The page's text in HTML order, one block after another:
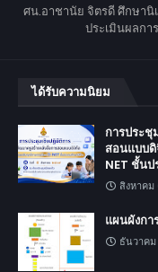
ศน.อาชานัย จิตรดี ศึกษา
ประเมินผลกา
ได้รับความนิยม
การประชุ
สอนแบบดิ
NET ชั้น
สิงหาค
แผนผังก
ธันวาค